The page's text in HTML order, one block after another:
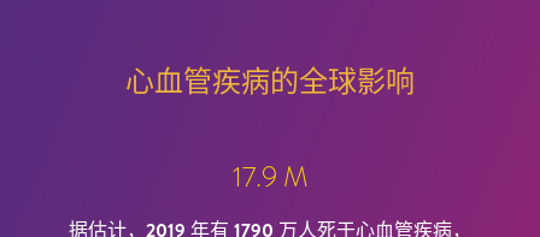
心血管疾病的全球影响
17.9 M
据估计，2019 年有 1790 万人死于心血管疾病，